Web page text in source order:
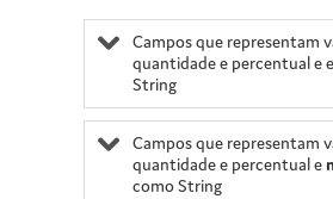
Campos que representam
quantidade e percentual e
String
Campos que representam
quantidade e percentual e
como String